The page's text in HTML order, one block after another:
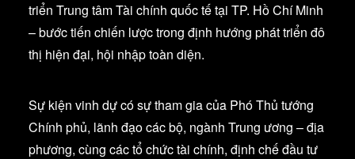
triển Trung tâm Tài chính quốc tế tại TP. Hồ Chí Minh
– bước tiến chiến lược trong định hướng phát triển đô
thị hiện đại, hội nhập toàn diện.
Sự kiện vinh dự có sự tham gia của Phó Thủ tướng
Chính phủ, lãnh đạo các bộ, ngành Trung ương – địa
phương, cùng các tổ chức tài chính, định chế đầu tư